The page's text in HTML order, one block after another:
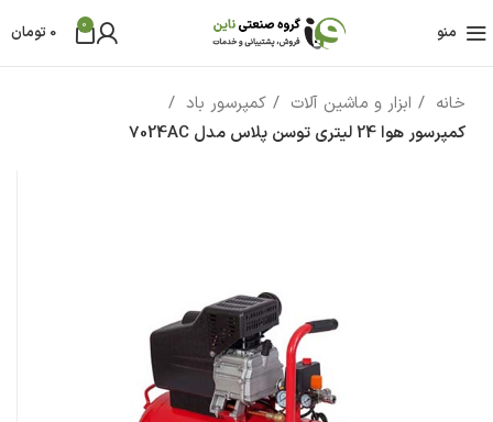
منو 0
0 تومان
خانه ابزار و ماشین آلات
کمپرسور باد
کمپرسور هوا 24 لیتری توسن پلاس مدل 7024AC